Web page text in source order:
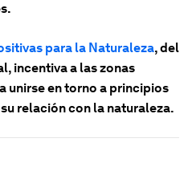
para la Naturaleza, del
incentiva a las zonas
unirse en torno a principios
relación con la naturaleza.